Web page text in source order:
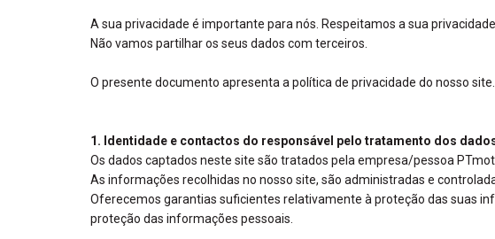
A sua privacidade é importante para nós. Respeitamos a sua
Não vamos partilhar os seus dados com terceiros.
O presente documento apresenta a política de privacidade do nosso
1. Identidade e contactos do responsável pelo tratamento dos
Os dados captados neste site são tratados pela empresa/pessoa
As informações recolhidas no nosso site, são administradas e
Oferecemos garantias suficientes relativamente à proteção das suas
proteção das informações pessoais.